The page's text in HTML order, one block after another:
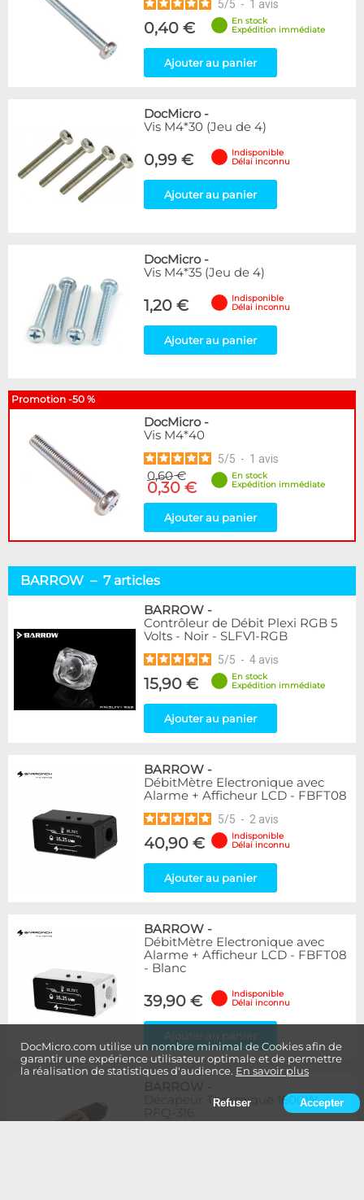
DocMicro.com utilise un nombre minimal de Cookies afin de
garantir une expérience utilisateur optimale et de permettre
la réalisation de statistiques d'audience. En savoir plus
Refuser Accepter
5/5 - 1 avis
0,40 €
En stock
Expédition immédiate
Ajouter au panier
DocMicro-
Vis M4*30 (Jeu de 4)
0,99 €
Indisponible
Délai inconnu
Ajouter au panier
DocMicro-
Vis M4*35 (Jeu de 4)
1,20 €
Indisponible
Délai inconnu
Ajouter au panier
Promotion -50 %
DocMicro-
Vis M4*40
5/5 - 1 avis
0,60 €
0,30 €
En stock
Expédition immédiate
Ajouter au panier
BARROW – 7 articles
BARROW -
Contrôleur de Débit Plexi RGB 5
Volts - Noir - SLFV1-RGB
5/5 - 4 avis
15,90 €
En stock
Expédition immédiate
Ajouter au panier
BARROW -
DébitMètre Electronique avec
Alarme + Afficheur LCD - FBFT08
5/5 - 2 avis
40,90 €
Indisponible
Délai inconnu
Ajouter au panier
BARROW -
DébitMètre Electronique avec
Alarme + Afficheur LCD - FBFT08
- Blanc
39,90 €
Indisponible
Délai inconnu
Ajouter au panier
Décapeur Thermique 1600W -